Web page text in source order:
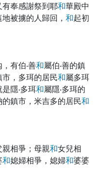
奉感謝祭到耶和華殿中
被擄的人歸回， 和起初
有伯‧善和屬伯‧善的鎮
，多珥的居民和屬多珥
隱‧多珥和屬隱‧多珥的
的鎮市，米吉多的居民和
親相爭；母親和女兒相
和媳婦相爭，媳婦和婆婆